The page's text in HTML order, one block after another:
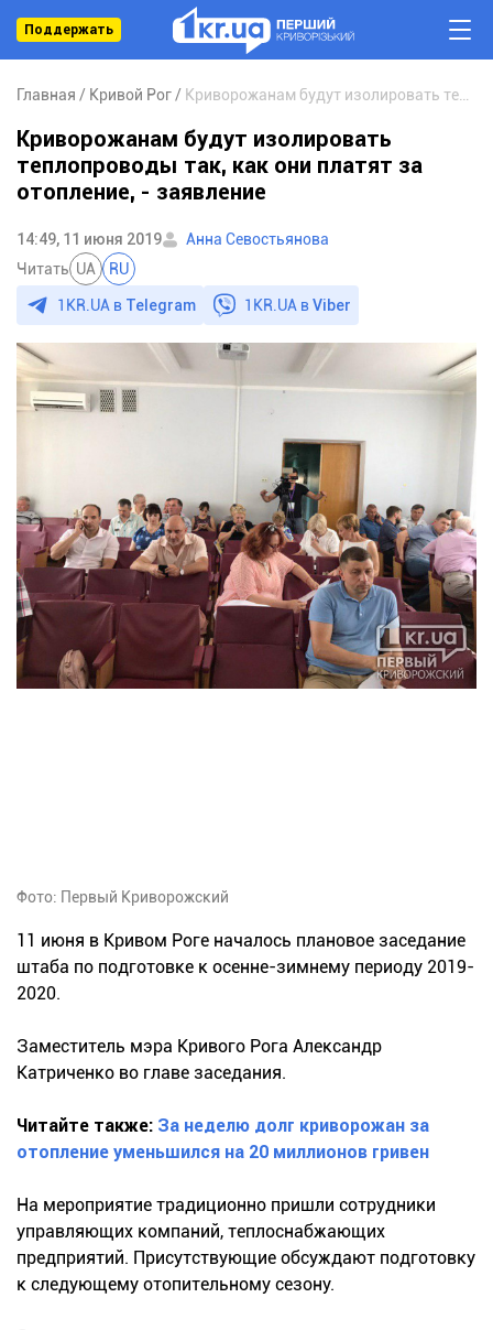
Поддержать
Главная Кривой Рог
Криворожанам будут изолировать
теплопроводы так, как они платят за
отопление, - заявление
14:49, 11 июня 2019
Анна Севостьянова
Читать UA RU
1KR.UA в Telegram 1KR.UA вViber
Фото: Первый Криворожский
11 июня в Кривом Роге началось плановое заседание
штаба по подготовке к осенне-зимнему периоду 2019-
2020.
Заместитель мэра Кривого Рога Александр
Катриченко во главе заседания.
Читайте также: За неделю долг криворожан за
отопление уменьшился на 20 миллионов гривен
На мероприятие традиционно пришли сотрудники
управляющих компаний, теплоснабжающих
предприятий. Присутствующие обсуждают подготовку
к следующему отопительному сезону.